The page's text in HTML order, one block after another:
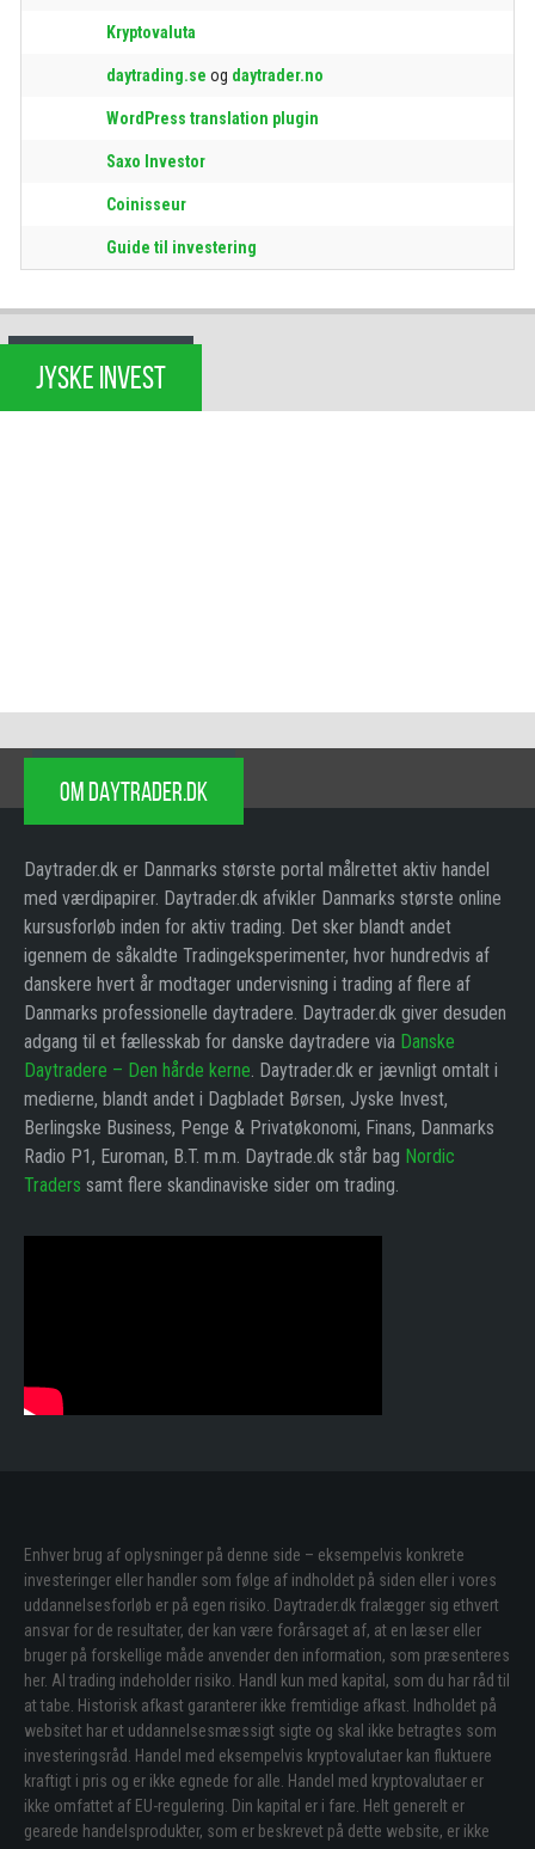
Kryptovaluta
daytrading.se og daytrader.no
WordPress translation plugin
Saxo Investor
Coinisseur
Guide til investering
JYSKE INVEST
OM DAYTRADER.DK
Daytrader.dk er Danmarks største portal målrettet aktiv handel
med værdipapirer. Daytrader.dk afvikler Danmarks største online
kursusforløb inden for aktiv trading. Det sker blandt andet
igennem de såkaldte Tradingeksperimenter, hvor hundredvis af
danskere hvert år modtager undervisning i trading af flere af
Danmarks professionelle daytradere. Daytrader.dk giver desuden
adgang til et fællesskab for danske daytradere via Danske
Daytradere – Den hårde kerne. Daytrader.dk er jævnligt omtalt i
medierne, blandt andet i Dagbladet Børsen, Jyske Invest,
Berlingske Business, Penge & Privatøkonomi, Finans, Danmarks
Radio P1, Euroman, B.T. m.m. Daytrade.dk står bag Nordic
Traders samt flere skandinaviske sider om trading.
Enhver brug af oplysninger på denne side – eksempelvis konkrete
investeringer eller handler som følge af indholdet på siden eller i vores
uddannelsesforløb er på egen risiko. Daytrader.dk fralægger sig ethvert
ansvar for de resultater, der kan være forårsaget af, at en læser eller
bruger på forskellige måde anvender den information, som præsenteres
her. Al trading indeholder risiko. Handl kun med kapital, som du har råd til
at tabe. Historisk afkast garanterer ikke fremtidige afkast. Indholdet på
websitet har et uddannelsesmæssigt sigte og skal ikke betragtes som
investeringsråd. Handel med eksempelvis kryptovalutaer kan fluktuere
kraftigt i pris og er ikke egnede for alle. Handel med kryptovalutaer er
ikke omfattet af EU-regulering. Din kapital er i fare. Helt generelt er
gearede handelsprodukter, som er beskrevet på dette website, er ikke